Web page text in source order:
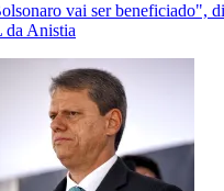
vai ser beneficiado",
da Anistia